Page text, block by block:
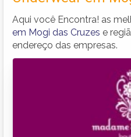
Aqui você Encontra! as
em Mogi das Cruzes e
endereço das empresas.